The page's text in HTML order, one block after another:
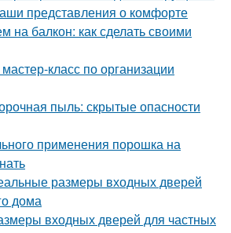
представления о комфорте
на балкон: как сделать своими
класс по организации
пыль: скрытые опасности
применения порошка на
размеры входных дверей
дома
входных дверей для частных